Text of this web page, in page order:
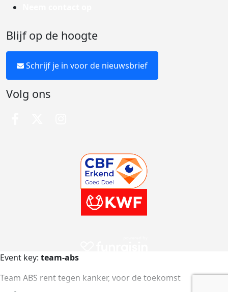
Blijf op de hoogte
Schrijf je in voor de nieuwsbrief
Volg ons
Event key: team-abs
Team ABS rent tegen kanker, voor de toekomst